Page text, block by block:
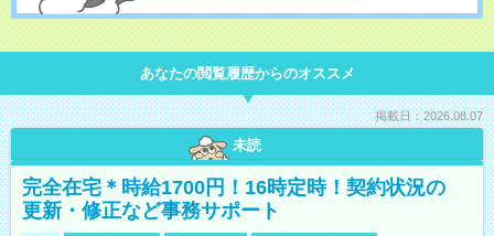
あなたの閲覧履歴からのオススメ
掲載日：2026.08.07
未読
完全在宅＊時給1700円！16時定時！契約状況の
更新・修正など事務サポート